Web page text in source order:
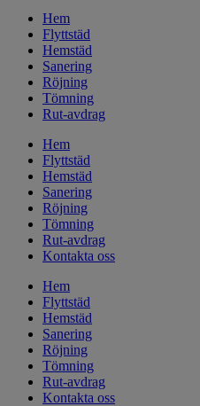
Hem
Flyttstäd
Hemstäd
Sanering
Röjning
Tömning
Rut-avdrag
Hem
Flyttstäd
Hemstäd
Sanering
Röjning
Tömning
Rut-avdrag
Kontakta oss
Hem
Flyttstäd
Hemstäd
Sanering
Röjning
Tömning
Rut-avdrag
Kontakta oss